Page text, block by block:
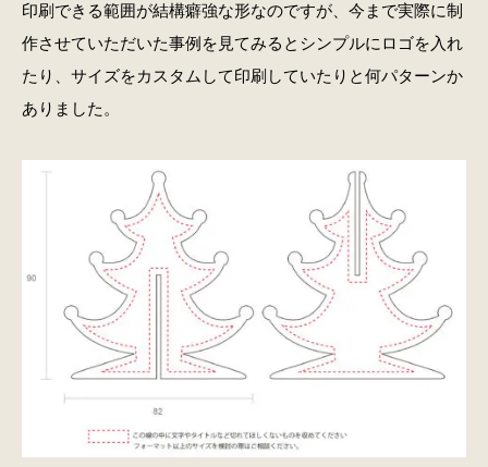
印刷できる範囲が結構癖強な形なのですが、今まで実際に制
作させていただいた事例を見てみるとシンプルにロゴを入れ
たり、サイズをカスタムして印刷していたりと何パターンか
ありました。